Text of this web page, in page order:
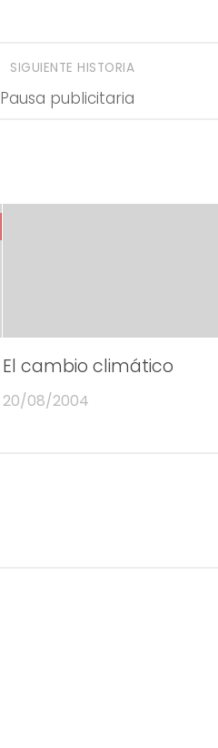
SIGUIENTE HISTORIA
Pausa publicitaria
El cambio climático
20/08/2004